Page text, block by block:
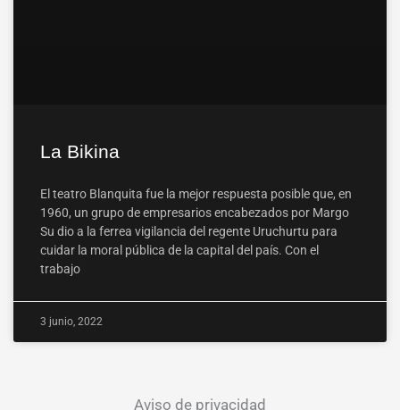
La Bikina
El teatro Blanquita fue la mejor respuesta posible que, en
1960, un grupo de empresarios encabezados por Margo
Su dio a la ferrea vigilancia del regente Uruchurtu para
cuidar la moral pública de la capital del país. Con el
trabajo
3 junio, 2022
Aviso de privacidad